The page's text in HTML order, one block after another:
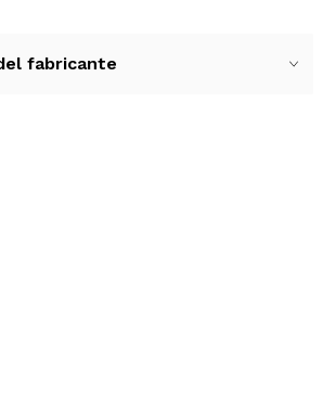
Para mayor seguridad, el
fabricante